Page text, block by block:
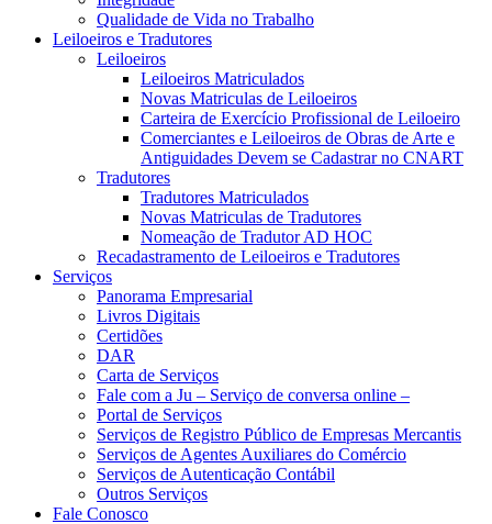
Qualidade de Vida no Trabalho
Leiloeiros e Tradutores
Leiloeiros
Leiloeiros Matriculados
Novas Matriculas de Leiloeiros
Carteira de Exercício Profissional de Leiloeiro
Comerciantes e Leiloeiros de Obras de Arte e
Antiguidades Devem se Cadastrar no CNART
Tradutores
Tradutores Matriculados
Novas Matriculas de Tradutores
Nomeação de Tradutor AD HOC
Recadastramento de Leiloeiros e Tradutores
Serviços
Panorama Empresarial
Livros Digitais
Certidões
DAR
Carta de Serviços
Fale com a Ju – Serviço de conversa online –
Portal de Serviços
Serviços de Registro Público de Empresas Mercantis
Serviços de Agentes Auxiliares do Comércio
Serviços de Autenticação Contábil
Outros Serviços
Fale Conosco